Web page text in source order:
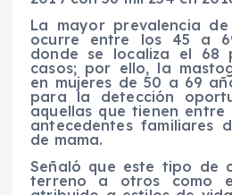
La mayor prevalencia
ocurre entre los 45 a
donde se localiza el 68
casos; por ello, la
en mujeres de 50 a 69
para la detección
aquellas que tienen
antecedentes familiares
de mama.
Señaló que este tipo de
terreno a otros como